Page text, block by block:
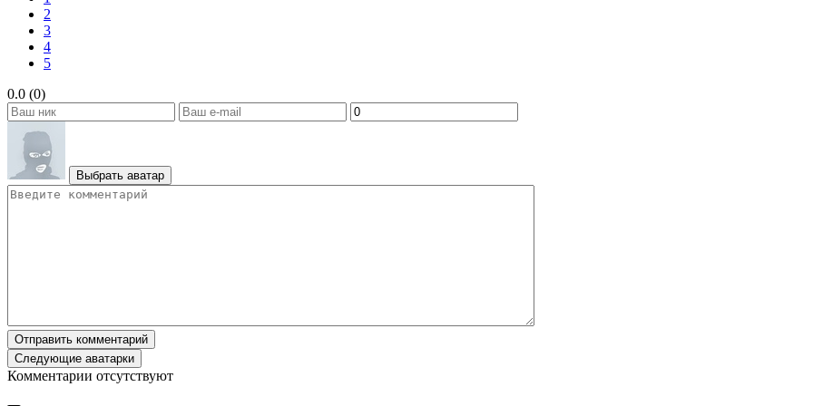
2
3
4
5
0.0 (0)
Выбрать аватар
Отправить комментарий
Следующие аватарки
Комментарии отсутствуют